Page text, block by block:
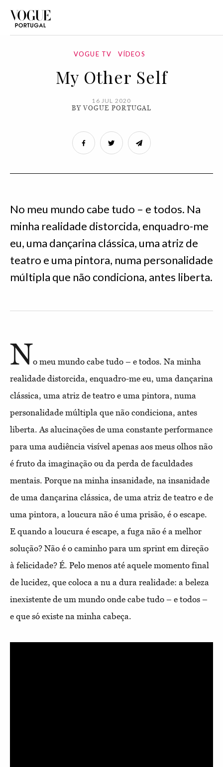
VOGUE TV VÍDEOS
My Other Self
16 JUL 2020
BY VOGUE PORTUGAL
No meu mundo cabe tudo – e todos. Na
minha realidade distorcida, enquadro-me
eu, uma dançarina clássica, uma atriz de
teatro e uma pintora, numa personalidade
múltipla que não condiciona, antes liberta.
No meu mundo cabe tudo – e todos. Na minha
realidade distorcida, enquadro-me eu, uma dançarina
clássica, uma atriz de teatro e uma pintora, numa
personalidade múltipla que não condiciona, antes
liberta. As alucinações de uma constante performance
para uma audiência visível apenas aos meus olhos não
é fruto da imaginação ou da perda de faculdades
mentais. Porque na minha insanidade, na insanidade
de uma dançarina clássica, de uma atriz de teatro e de
uma pintora, a loucura não é uma prisão, é o escape.
E quando a loucura é escape, a fuga não é a melhor
solução? Não é o caminho para um sprint em direção
à felicidade? É. Pelo menos até aquele momento final
de lucidez, que coloca a nu a dura realidade: a beleza
inexistente de um mundo onde cabe tudo – e todos –
e que só existe na minha cabeça.